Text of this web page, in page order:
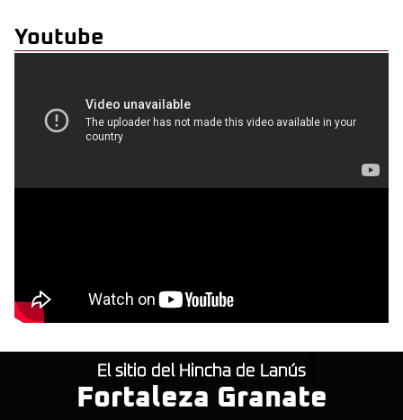
Youtube
El sitio del Hincha de Lanús
Fortaleza Granate